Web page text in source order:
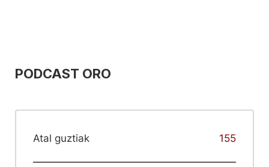
PODCAST ORO
Atal guztiak 155